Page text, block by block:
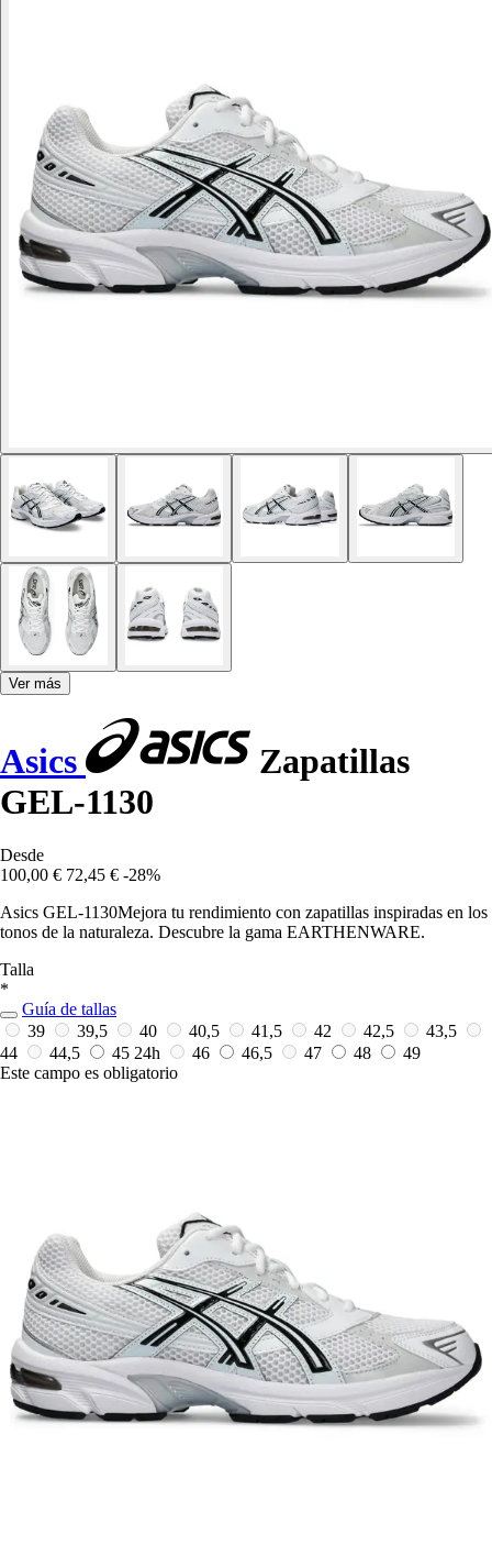
Ver más
Asics
Zapatillas
GEL-1130
Desde
100,00 € 72,45 € -28%
Asics GEL-1130Mejora tu rendimiento con zapatillas inspiradas en los
tonos de la naturaleza. Descubre la gama EARTHENWARE.
Talla
*
Guía de tallas
39
39,5 40 40,5 41,5 42 42,5
43,5
44
44,5 45 24h 46 46,5 47 48
49
Este campo es obligatorio